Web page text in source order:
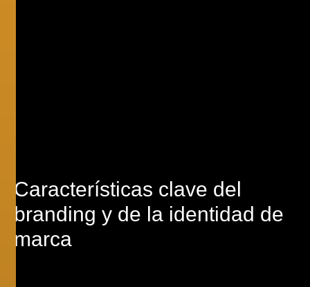
Características clave del
branding y de la identidad de
marca